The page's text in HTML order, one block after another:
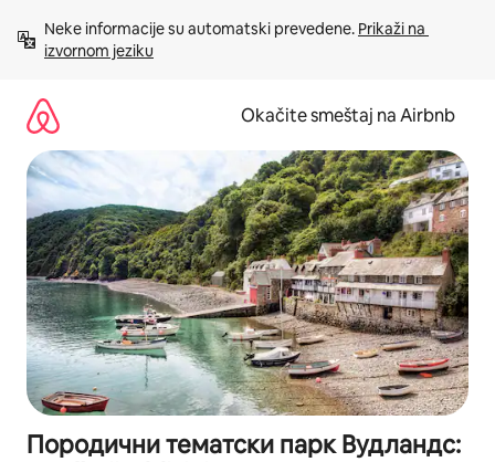
sadržaj
Neke informacije su automatski prevedene. Prikaži na
izvornom jeziku
Okačite smeštaj na Airbnb
Породични тематски парк Вудландс: